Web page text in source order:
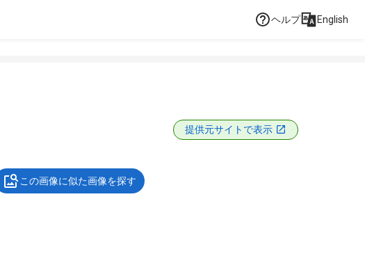
ヘルプ English
提供元サイトで表示
この画像に似た画像を探す